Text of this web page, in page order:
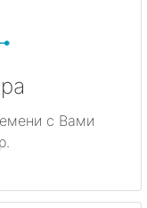
с Вами